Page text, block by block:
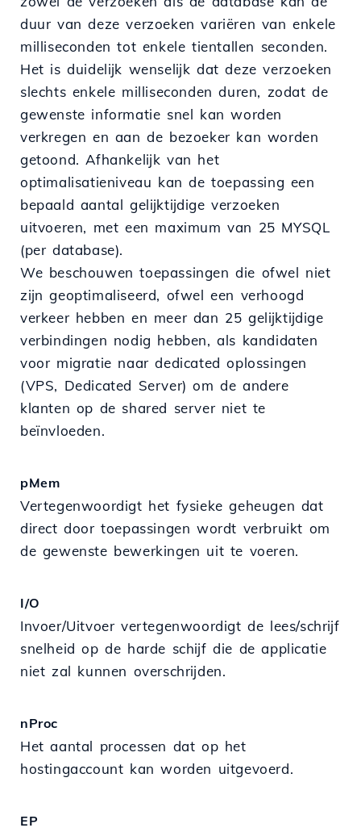
duur van deze verzoeken variëren van enkele
milliseconden tot enkele tientallen seconden.
Het is duidelijk wenselijk dat deze verzoeken
slechts enkele milliseconden duren, zodat de
gewenste informatie snel kan worden
verkregen en aan de bezoeker kan worden
getoond. Afhankelijk van het
optimalisatieniveau kan de toepassing een
bepaald aantal gelijktijdige verzoeken
uitvoeren, met een maximum van 25 MYSQL
(per database).
We beschouwen toepassingen die ofwel niet
zijn geoptimaliseerd, ofwel een verhoogd
verkeer hebben en meer dan 25 gelijktijdige
verbindingen nodig hebben, als kandidaten
voor migratie naar dedicated oplossingen
(VPS, Dedicated Server) om de andere
klanten op de shared server niet te
beïnvloeden.
pMem
Vertegenwoordigt het fysieke geheugen dat
direct door toepassingen wordt verbruikt om
de gewenste bewerkingen uit te voeren.
I/O
Invoer/Uitvoer vertegenwoordigt de lees/schrijf
snelheid op de harde schijf die de applicatie
niet zal kunnen overschrijden.
nProc
Het aantal processen dat op het
hostingaccount kan worden uitgevoerd.
EP